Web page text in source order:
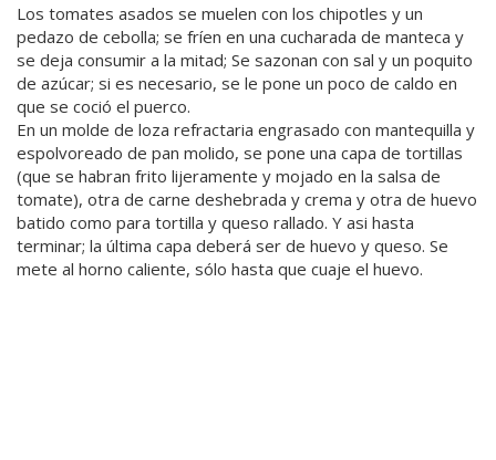
Los tomates asados se muelen con los chipotles y un
pedazo de cebolla; se fríen en una cucharada de manteca y
se deja consumir a la mitad; Se sazonan con sal y un poquito
de azúcar; si es necesario, se le pone un poco de caldo en
que se coció el puerco.
En un molde de loza refractaria engrasado con mantequilla y
espolvoreado de pan molido, se pone una capa de tortillas
(que se habran frito lijeramente y mojado en la salsa de
tomate), otra de carne deshebrada y crema y otra de huevo
batido como para tortilla y queso rallado. Y asi hasta
terminar; la última capa deberá ser de huevo y queso. Se
mete al horno caliente, sólo hasta que cuaje el huevo.